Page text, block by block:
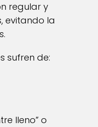
regular y
evitando la
sufren de:
lleno” o